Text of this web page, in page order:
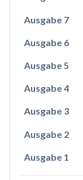
Ausgabe 7
Ausgabe 6
Ausgabe 5
Ausgabe 4
Ausgabe 3
Ausgabe 2
Ausgabe 1